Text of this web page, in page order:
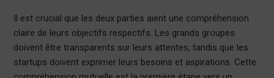
Il est crucial que les deux parties aient une compréhension
claire de leurs objectifs respectifs. Les grands groupes
doivent être transparents sur leurs attentes, tandis que les
startups doivent exprimer leurs besoins et aspirations. Cette